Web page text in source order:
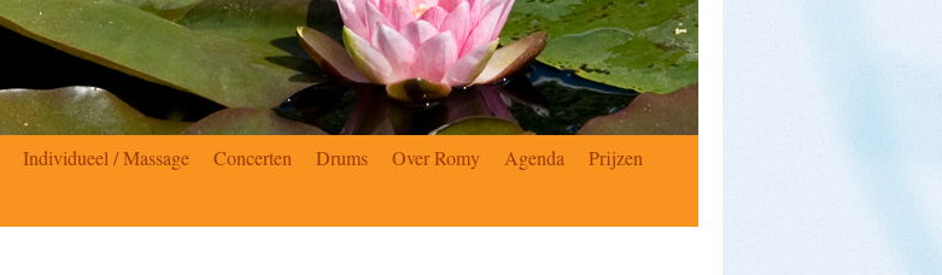
Individueel / Massage Concerten Drums Over Romy Agenda
Prijzen